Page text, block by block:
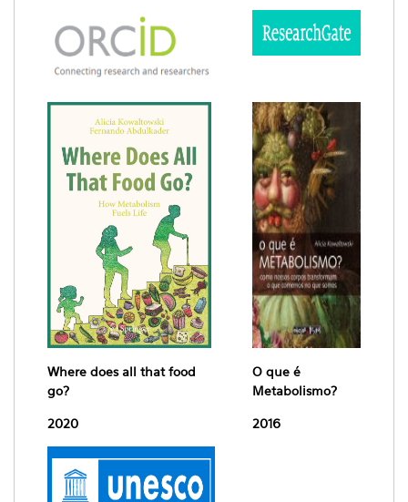
Where does all that food
go?
2020
O que é
Metabolismo?
2016